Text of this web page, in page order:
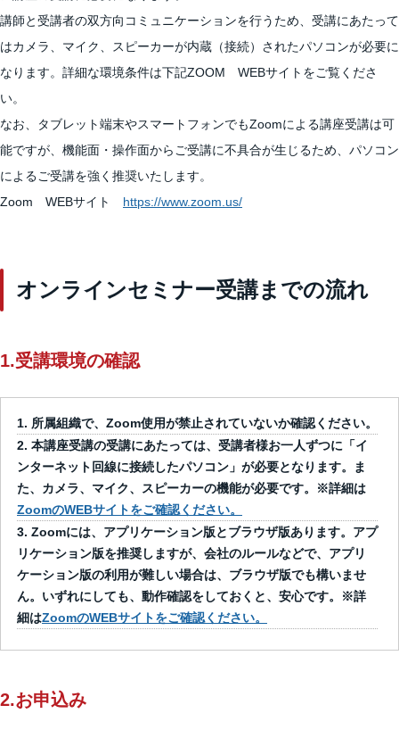
講師と受講者の双方向コミュニケーションを行うため、受講にあたって
はカメラ、マイク、スピーカーが内蔵（接続）されたパソコンが必要に
なります。詳細な環境条件は下記ZOOM WEBサイトをご覧くださ
い。
なお、タブレット端末やスマートフォンでもZoomによる講座受講は可
能ですが、機能面・操作面からご受講に不具合が生じるため、パソコン
によるご受講を強く推奨いたします。
Zoom WEBサイト https://www.zoom.us/
オンラインセミナー受講までの流れ
1.受講環境の確認
所属組織で、Zoom使用が禁止されていないか確認ください。
本講座受講の受講にあたっては、受講者様お一人ずつに「イ
ンターネット回線に接続したパソコン」が必要となります。ま
た、カメラ、マイク、スピーカーの機能が必要です。※詳細は
ZoomのWEBサイトをご確認ください。
Zoomには、アプリケーション版とブラウザ版あります。アプ
リケーション版を推奨しますが、会社のルールなどで、アプリ
ケーション版の利用が難しい場合は、ブラウザ版でも構いませ
ん。いずれにしても、動作確認をしておくと、安心です。※詳
細はZoomのWEBサイトをご確認ください。
2.お申込み